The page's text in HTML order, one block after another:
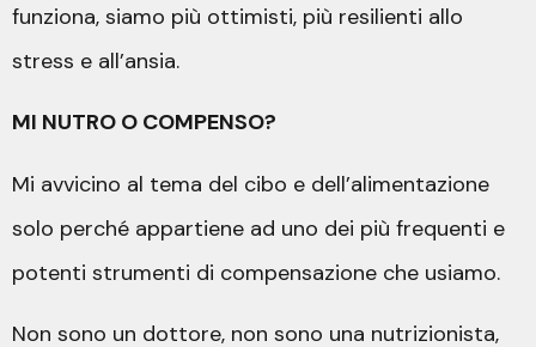
funziona, siamo più ottimisti, più resilienti allo
stress e all’ansia.
MI NUTRO O COMPENSO?
Mi avvicino al tema del cibo e dell’alimentazione
solo perché appartiene ad uno dei più frequenti e
potenti strumenti di compensazione che usiamo.
Non sono un dottore, non sono una nutrizionista,